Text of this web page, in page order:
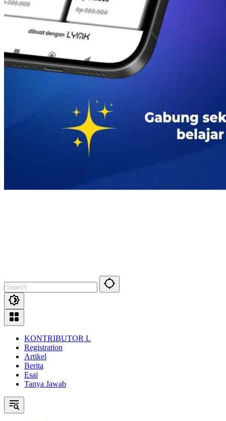
KONTRIBUTOR L
Registration
Artikel
Berita
Esai
Tanya Jawab